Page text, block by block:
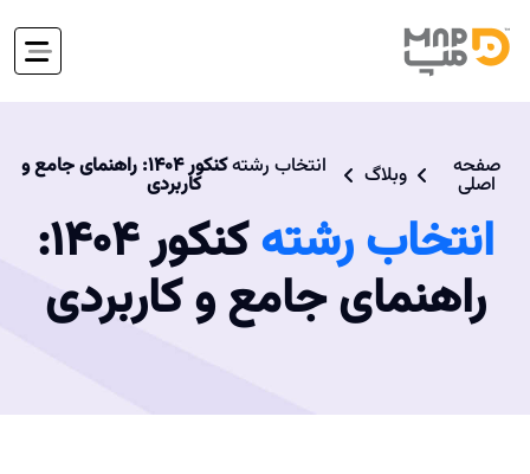
صفحه
اصلی وبلاگ انتخاب رشته کنکور 1404: راهنمای جامع و
کاربردی
انتخاب رشته کنکور 1404:
راهنمای جامع و کاربردی